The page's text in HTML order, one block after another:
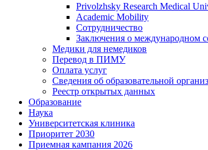
Privolzhsky Research Medical
Academic Mobility
Сотрудничество
Заключения о международном
Медики для немедиков
Перевод в ПИМУ
Оплата услуг
Сведения об образовательной
Реестр открытых данных
Образование
Наука
Университетская клиника
Приоритет 2030
Приемная кампания 2026